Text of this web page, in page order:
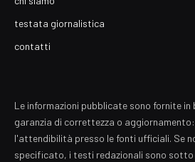
testata giornalistica
contatti
Le informazioni pubblicate sono fornite in
garanzia di correttezza o
l'attendibilità presso le fonti ufficiali. Se
specificato, i testi redazionali sono